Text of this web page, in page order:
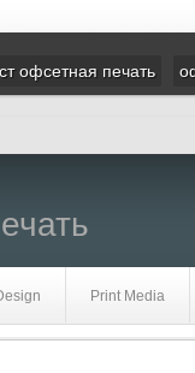
офсетная печать
Print Media